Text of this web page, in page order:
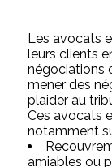
Les avocats
leurs clients
négociations
mener des
plaider au
Ces avocats
notamment
amiables ou